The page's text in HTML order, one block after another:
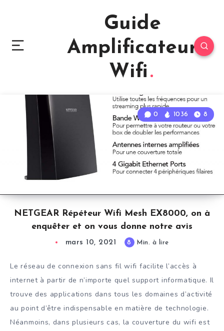
Guide
Amplificateur
Wifi
NETGEAR Répéteur Wifi Mesh EX8000, on à
enquêter et on vous donne notre avis
0 1036 8
mars 10, 2021 8 Min. à lire
Le réseau de connexion sans fil wifi facilite l’accès à
internet à partir de n’importe quel support informatique. Il
trouve des applications dans tous les domaines d’activité
au point d’être indispensable en matière de technologie.
Néanmoins, dans plusieurs cas, la couverture du wifi est